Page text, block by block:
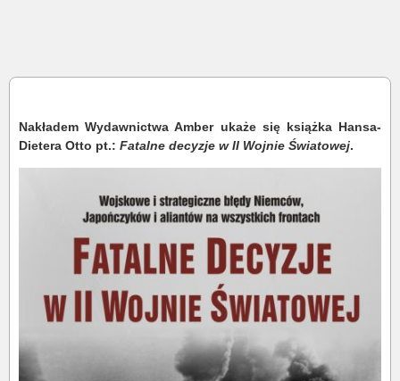
Nakładem Wydawnictwa Amber ukaże się książka Hansa-
Dietera Otto pt.: Fatalne decyzje w II Wojnie Światowej.